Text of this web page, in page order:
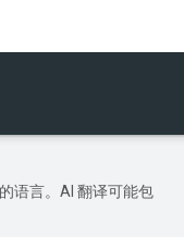
语言。AI 翻译可能包